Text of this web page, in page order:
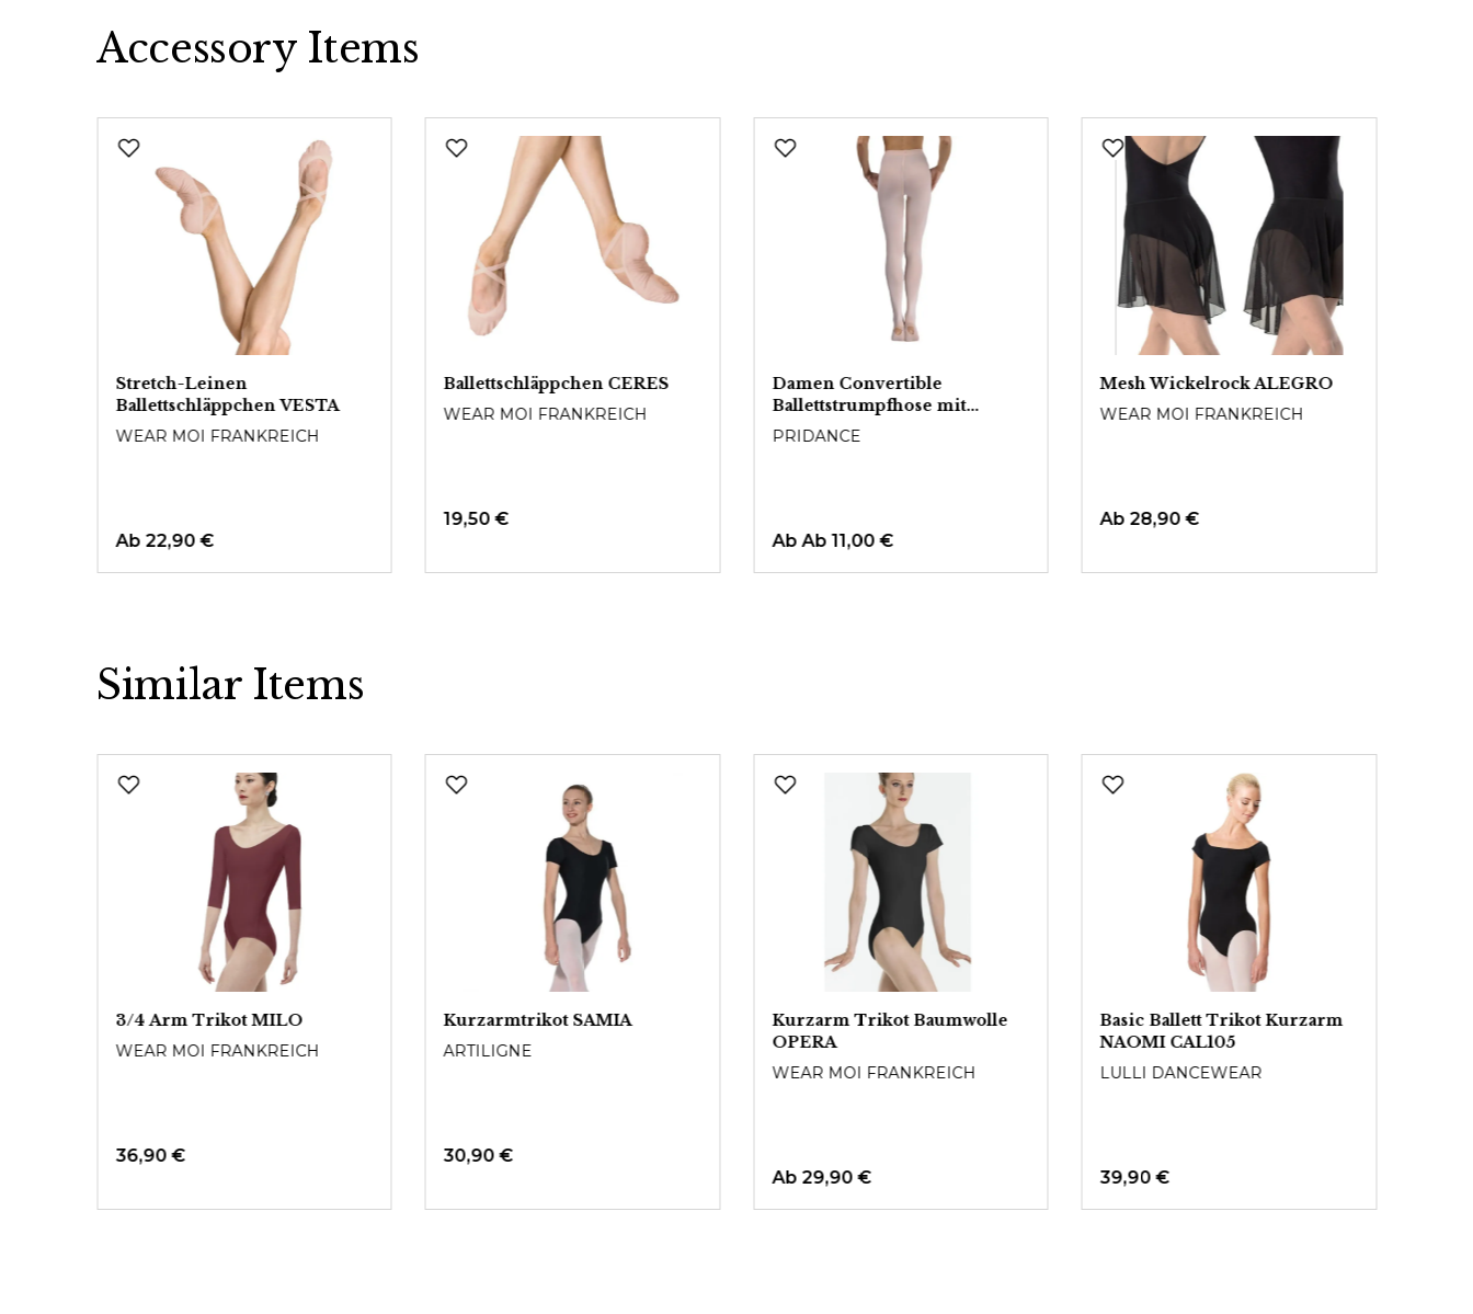
Accessory Items
Stretch-Leinen
Ballettschläppchen VESTA
WEAR MOI FRANKREICH
Ab 22,90 €
Ballettschläppchen CERES
WEAR MOI FRANKREICH
19,50 €
Damen Convertible
Ballettstrumpfhose mit
Fußloch
PRIDANCE
AbAb 11,00 €
Mesh Wickelrock ALEGRO
WEAR MOI FRANKREICH
Ab 28,90 €
Similar Items
3/4 Arm Trikot MILO
WEAR MOI FRANKREICH
36,90 €
Kurzarmtrikot SAMIA
ARTILIGNE
30,90 €
Kurzarm Trikot Baumwolle
OPERA
WEAR MOI FRANKREICH
Ab 29,90 €
Basic Ballett Trikot Kurzarm
NAOMI CAL105
LULLI DANCEWEAR
39,90 €